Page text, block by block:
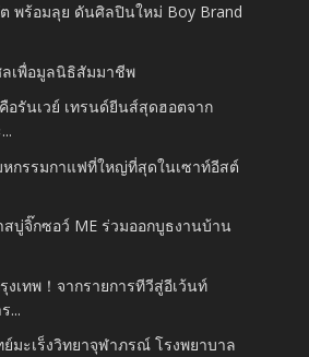
พร้อมลุย ดันศิลปินใหม่ Boy Brand
เพื่อมูลนิธิสัมมาชีพ
อรันเวย์ เทรนด์ยีนส์สุดฮอตจาก
กรรมกาแฟที่ใหญ่ที่สุดในเซาท์อีสต์
บู่จิ๊กซอว์ ME ร่วมออกบูธงานบ้าน
งเทพ！จากรายการทีวีสู่อีเว้นท์
...
มะเร็งวิทยาจุฬาภรณ์ โรงพยาบาล